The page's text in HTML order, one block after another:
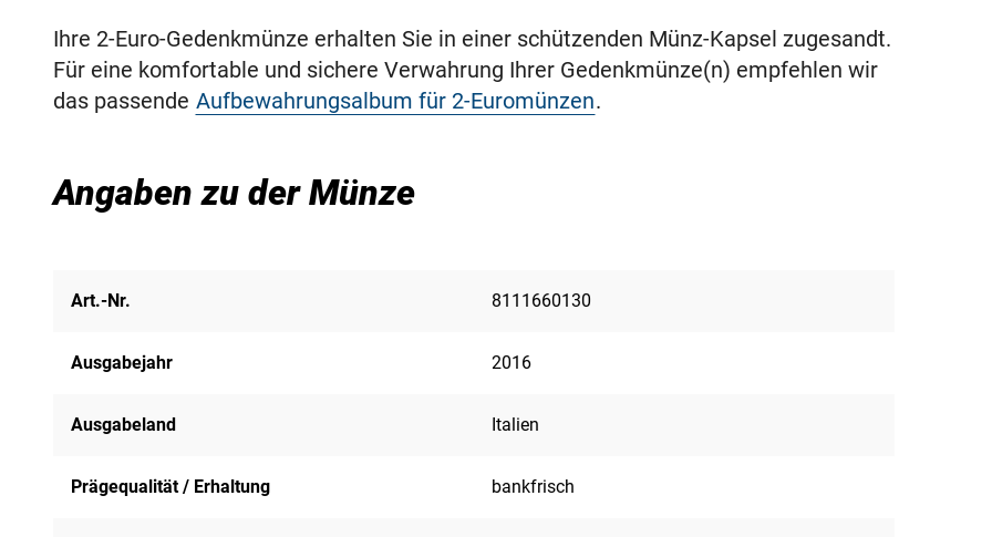
Ihre 2-Euro-Gedenkmünze erhalten Sie in einer schützenden Münz-Kapsel zugesandt.
Für eine komfortable und sichere Verwahrung Ihrer Gedenkmünze(n) empfehlen wir
das passende Aufbewahrungsalbum für 2-Euromünzen.
Angaben zu der Münze
Art.-Nr. 8111660130
Ausgabejahr 2016
Ausgabeland Italien
Prägequalität / Erhaltung bankfrisch